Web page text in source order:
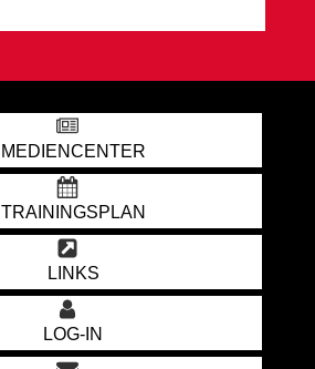
MEDIENCENTER
TRAININGSPLAN
LINKS
LOG-IN